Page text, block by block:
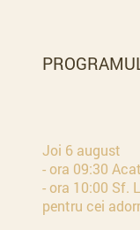
Joi 6 august
- ora 09:30
- ora 10:00 Sf.
pentru cei